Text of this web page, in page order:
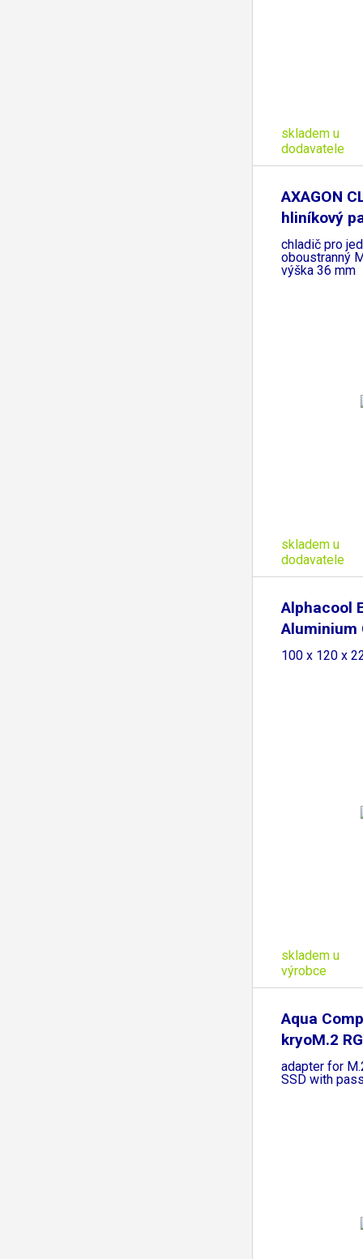
skladem u
dodavatele
AXAGON
hliníkový
chladič pro
oboustranný
výška 36 mm
skladem u
dodavatele
Alphacool
Aluminium
100 x 120 x
skladem u
výrobce
Aqua
kryoM.2
x4
adapter for
SSD with